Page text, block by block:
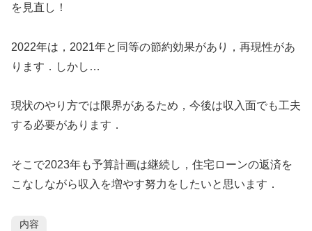
を見直し！
2022年は，2021年と同等の節約効果があり，再現性があ
ります．しかし…
現状のやり方では限界があるため，今後は収入面でも工夫
する必要があります．
そこで2023年も予算計画は継続し，住宅ローンの返済を
こなしながら収入を増やす努力をしたいと思います．
内容